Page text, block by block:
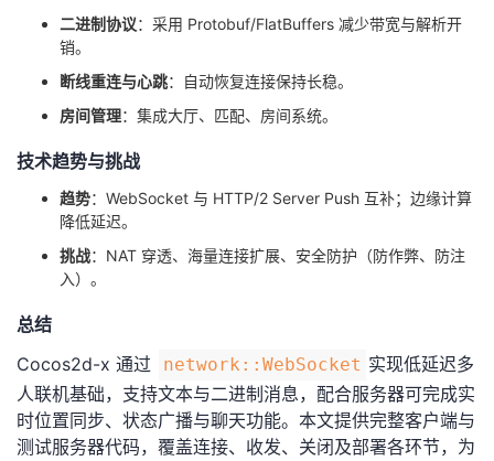
二进制协议：采用 Protobuf/FlatBuffers 减少带宽与解析开
销。
断线重连与心跳：自动恢复连接保持长稳。
房间管理：集成大厅、匹配、房间系统。
技术趋势与挑战
趋势：WebSocket 与 HTTP/2 Server Push 互补；边缘计算
降低延迟。
挑战：NAT 穿透、海量连接扩展、安全防护（防作弊、防注
入）。
总结
Cocos2d-x 通过
network::WebSocket 实现低延迟多
人联机基础，支持文本与二进制消息，配合服务器可完成实
时位置同步、状态广播与聊天功能。本文提供完整客户端与
测试服务器代码，覆盖连接、收发、关闭及部署各环节，为